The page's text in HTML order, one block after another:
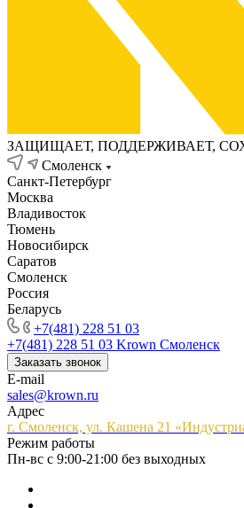
ЗАЩИЩАЕТ, ПОДДЕРЖИВАЕТ,
Смоленск
Санкт-Петербург
Москва
Владивосток
Тюмень
Новосибирск
Саратов
Смоленск
Россия
Беларусь
+7(481) 228 51 03
+7(481) 228 51 03 Krown Смоленск
Заказать звонок
E-mail
sales@krown.ru
Адрес
г. Смоленск, ул. Кашена 21
Режим работы
Пн-вс с 9:00-21:00 без выходных